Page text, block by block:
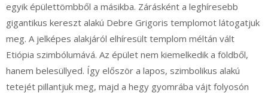
egyik épülettömbből a másikba. Zárásként a leghíresebb
gigantikus kereszt alakú Debre Grigoris templomot látogatjuk
meg. A jelképes alakjáról elhíresült templom méltán vált
Etiópia szimbólumává. Az épület nem kiemelkedik a földből,
hanem belesüllyed. Így először a lapos, szimbolikus alakú
tetejét pillantjuk meg, majd a hegy gyomrába vájt folyosón